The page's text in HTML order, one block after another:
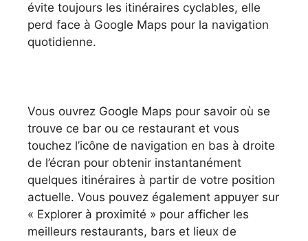
évite toujours les itinéraires cyclables, elle
perd face à Google Maps pour la navigation
quotidienne.
Vous ouvrez Google Maps pour savoir où se
trouve ce bar ou ce restaurant et vous
touchez l’icône de navigation en bas à droite
de l’écran pour obtenir instantanément
quelques itinéraires à partir de votre position
actuelle. Vous pouvez également appuyer sur
« Explorer à proximité » pour afficher les
meilleurs restaurants, bars et lieux de